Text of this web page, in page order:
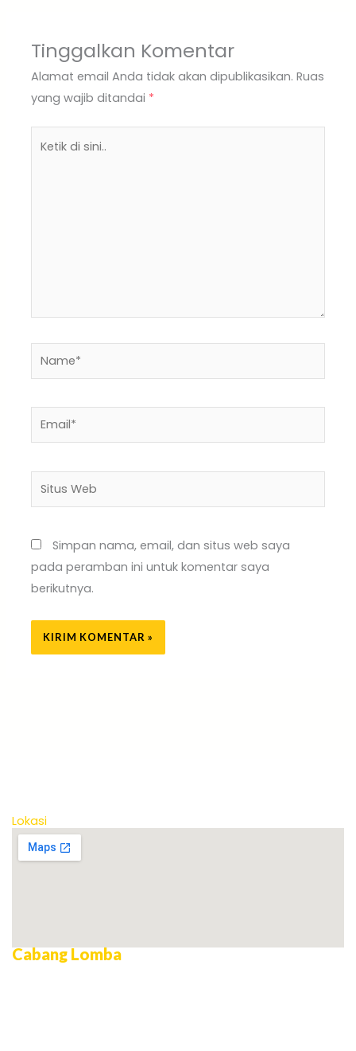
Tinggalkan Komentar
Alamat email Anda tidak akan dipublikasikan. Ruas
yang wajib ditandai *
Email*
Situs
Simpan nama, email, dan situs web saya
pada peramban ini untuk komentar saya
berikutnya.
Lokasi
Cabang Lomba